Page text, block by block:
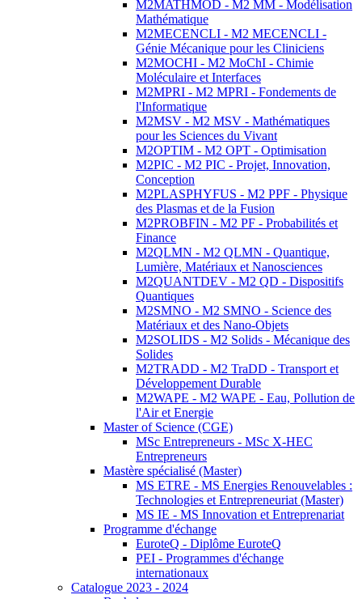
M2MATHMOD - M2 MM - Modélisation
Mathématique
M2MECENCLI - M2 MECENCLI -
Génie Mécanique pour les Cliniciens
M2MOCHI - M2 MoChI - Chimie
Moléculaire et Interfaces
M2MPRI - M2 MPRI - Fondements de
l'Informatique
M2MSV - M2 MSV - Mathématiques
pour les Sciences du Vivant
M2OPTIM - M2 OPT - Optimisation
M2PIC - M2 PIC - Projet, Innovation,
Conception
M2PLASPHYFUS - M2 PPF - Physique
des Plasmas et de la Fusion
M2PROBFIN - M2 PF - Probabilités et
Finance
M2QLMN - M2 QLMN - Quantique,
Lumière, Matériaux et Nanosciences
M2QUANTDEV - M2 QD - Dispositifs
Quantiques
M2SMNO - M2 SMNO - Science des
Matériaux et des Nano-Objets
M2SOLIDS - M2 Solids - Mécanique des
Solides
M2TRADD - M2 TraDD - Transport et
Développement Durable
M2WAPE - M2 WAPE - Eau, Pollution de
l'Air et Energie
Master of Science (CGE)
MSc Entrepreneurs - MSc X-HEC
Entrepreneurs
Mastère spécialisé (Master)
MS ETRE - MS Energies Renouvelables :
Technologies et Entrepreneuriat (Master)
MS IE - MS Innovation et Entreprenariat
Programme d'échange
EuroteQ - Diplôme EuroteQ
PEI - Programmes d'échange
internationaux
Catalogue 2023 - 2024